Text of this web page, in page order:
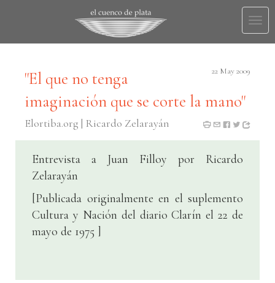
22 May 2009
"El que no tenga
imaginación que se corte la mano"
Elortiba.org | Ricardo Zelarayán
Entrevista a Juan Filloy por Ricardo
Zelarayán
[Publicada originalmente en el suplemento
Cultura y Nación del diario Clarín el 22 de
mayo de 1975 ]